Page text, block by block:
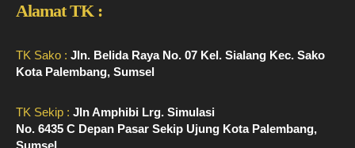
Alamat TK :
TK Sako : Jln. Belida Raya No. 07 Kel. Sialang Kec. Sako
Kota Palembang, Sumsel
TK Sekip : Jln Amphibi Lrg. Simulasi
No. 6435 C Depan Pasar Sekip Ujung Kota Palembang,
Sumsel